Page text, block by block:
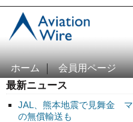
ホーム 会員用ページ
最新ニュース
JAL、熊本地震で見舞金
の無償輸送も